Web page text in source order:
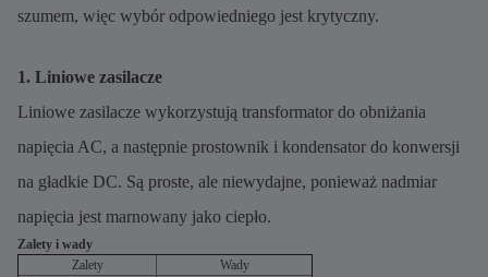
szumem, więc wybór odpowiedniego jest krytyczny.
1. Liniowe zasilacze
Liniowe zasilacze wykorzystują transformator do obniżania
napięcia AC, a następnie prostownik i kondensator do konwersji
na gładkie DC. Są proste, ale niewydajne, ponieważ nadmiar
napięcia jest marnowany jako ciepło.
Zalety i wady
Zalety
Wady